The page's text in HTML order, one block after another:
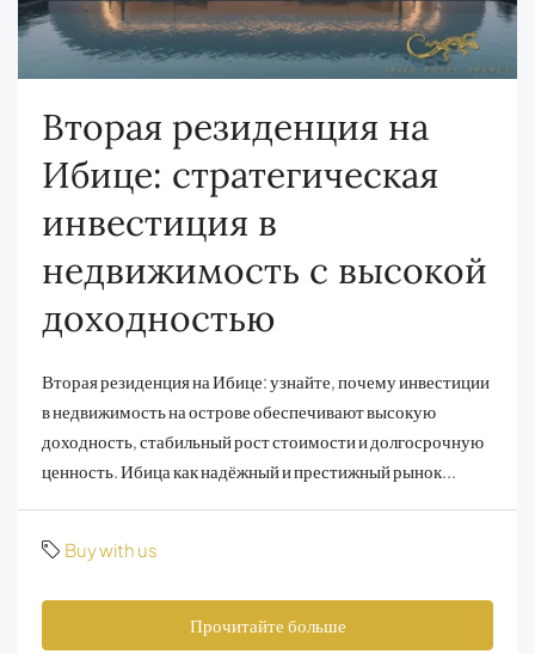
Вторая резиденция на
Ибице: стратегическая
инвестиция в
недвижимость с высокой
доходностью
Вторая резиденция на Ибице: узнайте, почему инвестиции
в недвижимость на острове обеспечивают высокую
доходность, стабильный рост стоимости и долгосрочную
ценность. Ибица как надёжный и престижный рынок...
Buy with us
Прочитайте больше